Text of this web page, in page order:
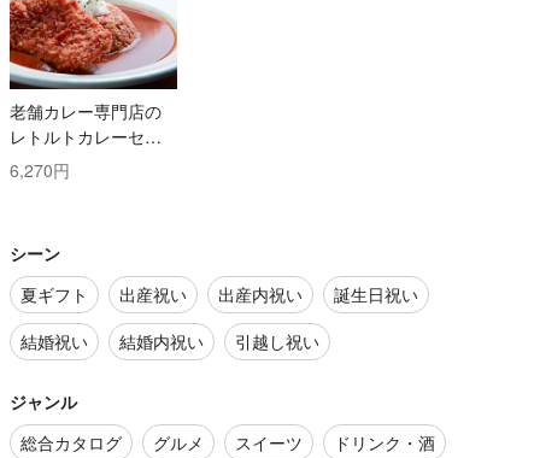
老舗カレー専門店の
レトルトカレーセッ
ト
6,270円
シーン
夏ギフト
出産祝い 出産内祝い
誕生日祝い
結婚祝い
結婚内祝い 引越し祝い
ジャンル
総合カタログ
グルメ スイーツ
ドリンク・酒